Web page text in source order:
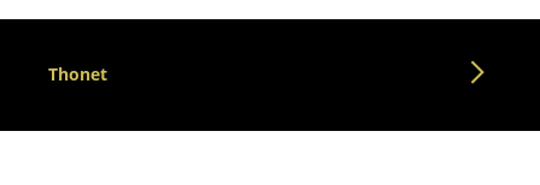
... alle Sitzmöbel
Tische
Thonet